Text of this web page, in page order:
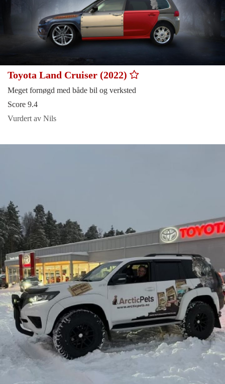
Toyota Land Cruiser (2022)
Meget fornøgd med både bil og verksted
Score 9.4
Vurdert av Nils